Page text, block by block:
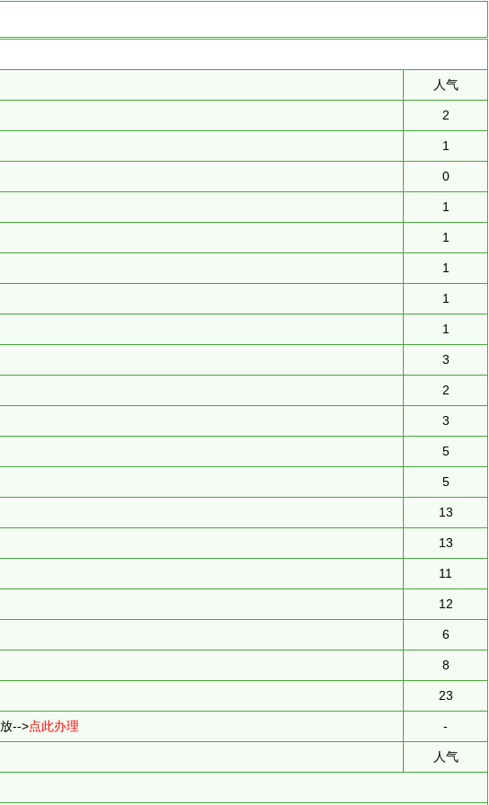
人气
2
1
0
1
1
1
1
1
3
2
3
5
5
13
13
11
12
6
8
23
-->点此办理 -
人气